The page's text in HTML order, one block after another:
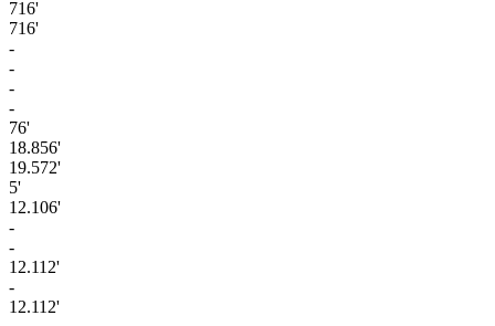
716'
716'
-
-
-
-
76'
18.856'
19.572'
5'
12.106'
-
-
12.112'
-
12.112'